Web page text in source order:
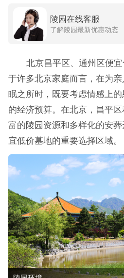
陵园在线客服
了解陵园最新优惠动态
北京昌平区、通州区便
于许多北京家庭而言，在为
眠之所时，既要考虑情感上
的经济预算。在北京，昌平
富的陵园资源和多样化的安
宜低价墓地的重要选择区域。